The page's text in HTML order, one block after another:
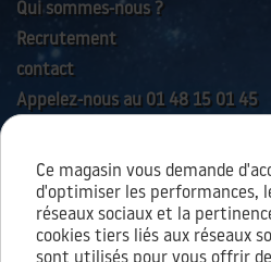
Qui sommes-nous ?
Recrutement
contact
Appelez-nous au 01 48 15 01 45
AIDES & SERVICES
Ce magasin vous demande
d'optimiser les performances,
réseaux sociaux et la
cookies tiers liés aux réseaux